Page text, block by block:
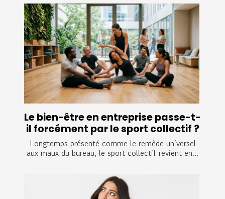
Le bien-être en entreprise passe-t-
il forcément par le sport collectif ?
Longtemps présenté comme le remède universel
aux maux du bureau, le sport collectif revient en...